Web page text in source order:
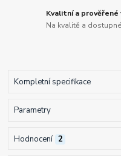
Kvalitní a prověřené
Na kvalitě a
Kompletní specifikace
Parametry
Hodnocení 2